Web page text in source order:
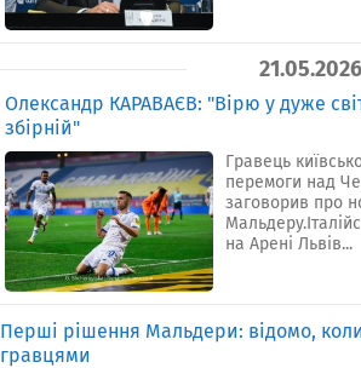
21.05.2026
Олександр КАРАВАЄВ: "Вірю у дуже
збірній"
Гравець
перемоги над
заговорив про
на Арені Львів...
Перші рішення Мальдери: відомо,
гравцями